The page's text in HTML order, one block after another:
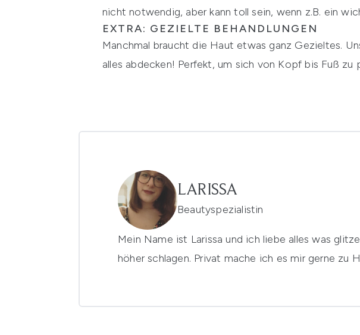
nicht notwendig, aber kann toll sein, wenn z.B. ein
EXTRA: GEZIELTE BEHANDLUNGEN
Manchmal braucht die Haut etwas ganz Gezieltes.
alles abdecken! Perfekt, um sich von Kopf bis Fuß zu
LARISSA
Beautyspezialistin
Mein Name ist Larissa und ich liebe alles was
höher schlagen. Privat mache ich es mir gerne zu